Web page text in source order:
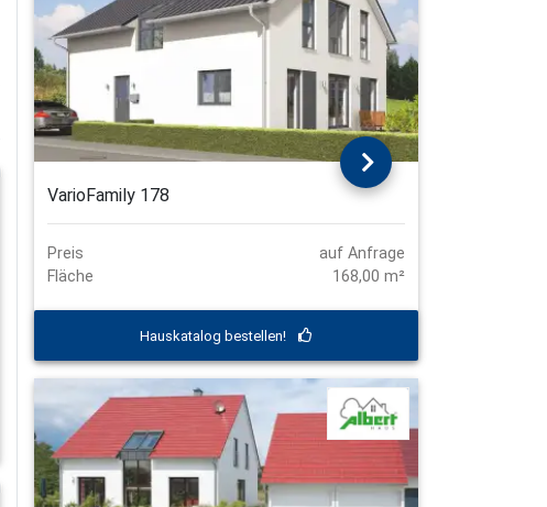
VarioFamily 178
Preis
auf Anfrage
Fläche
168,00 m²
Hauskatalog bestellen!